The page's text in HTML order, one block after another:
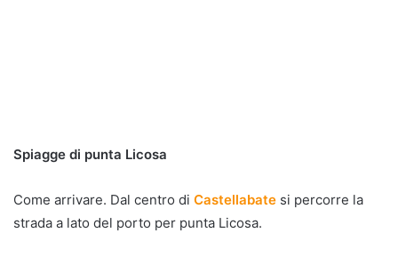
Spiagge di punta Licosa
Come arrivare. Dal centro di Castellabate si percorre la
strada a lato del porto per punta Licosa.